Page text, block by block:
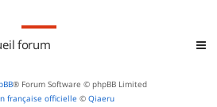
forum
® Forum Software © phpBB Limited
française officielle © Qiaeru